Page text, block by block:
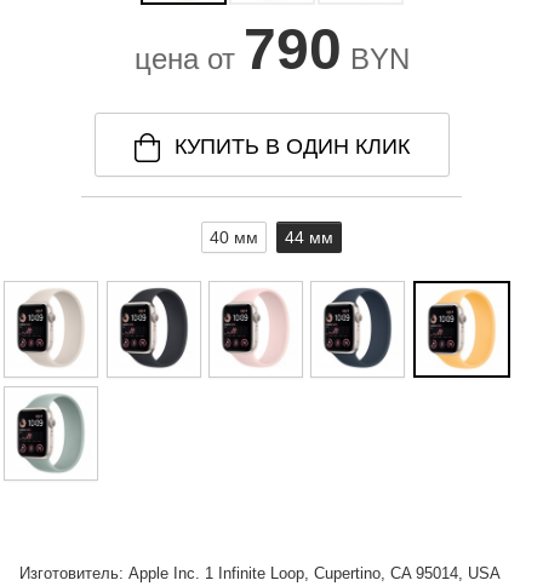
цена от 790 BYN
КУПИТЬ В ОДИН КЛИК
40 мм 44 мм
Изготовитель: Apple Inc. 1 Infinite Loop, Cupertino, CA 95014, USA